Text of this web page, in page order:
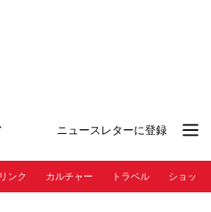
ニュースレターに登録
ンク カルチャー トラベル ショッピ